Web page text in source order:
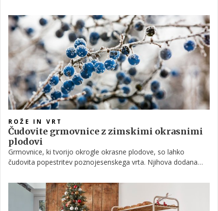
zasedena, saj hiti še z ustvarjanjem zadnjih adventnih venčkov,
si je vzela čas in z nami poklepetala prav o tej temi, adventnih
venčkih.
ROŽE IN VRT
Čudovite grmovnice z zimskimi okrasnimi
plodovi
Grmovnice, ki tvorijo okrogle okrasne plodove, so lahko
čudovita popestritev poznojesenskega vrta. Njihova dodana
in večina drugih okrasnih rastlin svoje liste, cvetove in plodove
že zdavnaj odvrže.